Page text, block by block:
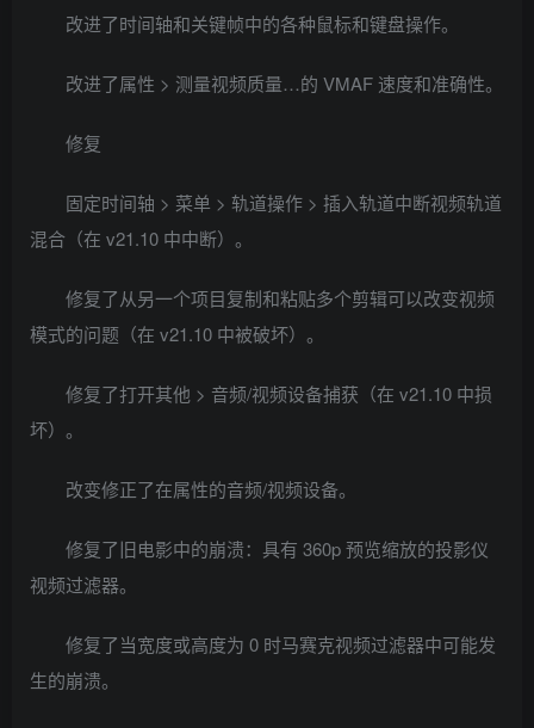
改进了时间轴和关键帧中的各种鼠标和键盘操作。
改进了属性 > 测量视频质量…的 VMAF 速度和准确性。
修复
固定时间轴 > 菜单 > 轨道操作 > 插入轨道中断视频轨道
混合（在 v21.10 中中断）。
修复了从另一个项目复制和粘贴多个剪辑可以改变视频
模式的问题（在 v21.10 中被破坏）。
修复了打开其他 > 音频/视频设备捕获（在 v21.10 中损
坏）。
改变修正了在属性的音频/视频设备。
修复了旧电影中的崩溃：具有 360p 预览缩放的投影仪
视频过滤器。
修复了当宽度或高度为 0 时马赛克视频过滤器中可能发
生的崩溃。